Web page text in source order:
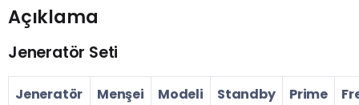
Açıklama
Jeneratör Seti
Jeneratör
Menşei Modeli
Standby
Prime